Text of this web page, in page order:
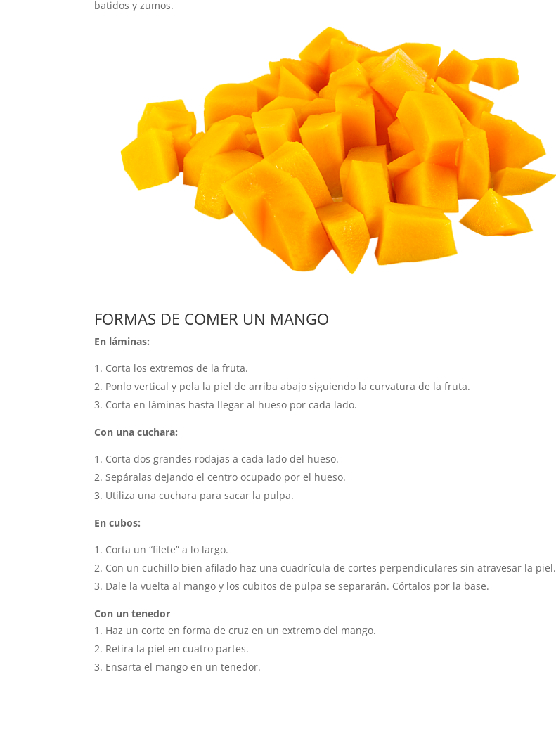
batidos y zumos.
FORMAS DE COMER UN MANGO
En láminas:
Corta los extremos de la fruta.
Ponlo vertical y pela la piel de arriba abajo siguiendo la curvatura de la fruta.
Corta en láminas hasta llegar al hueso por cada lado.
Con una cuchara:
Corta dos grandes rodajas a cada lado del hueso.
Sepáralas dejando el centro ocupado por el hueso.
Utiliza una cuchara para sacar la pulpa.
En cubos:
Corta un “filete” a lo largo.
Con un cuchillo bien afilado haz una cuadrícula de cortes perpendiculares sin atravesar la piel.
Dale la vuelta al mango y los cubitos de pulpa se separarán. Córtalos por la base.
Con un tenedor
Haz un corte en forma de cruz en un extremo del mango.
Retira la piel en cuatro partes.
Ensarta el mango en un tenedor.